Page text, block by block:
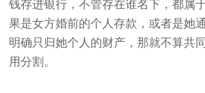
钱存进银行，不管存在谁名下，都属
果是女方婚前的个人存款，或者是她
明确只归她个人的财产，那就不算共
用分割。